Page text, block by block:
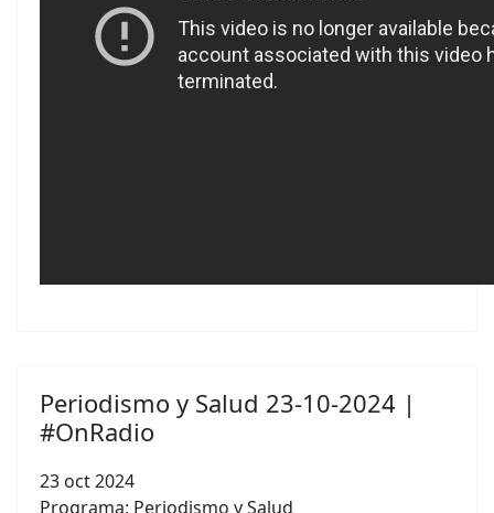
Periodismo y Salud 23-10-2024 |
#OnRadio
23 oct 2024
Programa: Periodismo y Salud